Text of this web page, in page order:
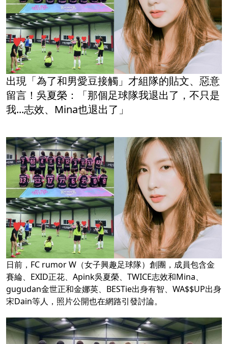
出現「為了和男愛豆接觸」才組隊的貼文、惡意
留言！吳夏榮：「那個足球隊我退出了，不只是
我...志效、Mina也退出了」
日前，FC rumor W（女子興趣足球隊）創團，成員包含金
賽綸、EXID正花、Apink吳夏榮、TWICE志效和Mina、
gugudan金世正和金娜英、BESTie出身有智、WA$$UP出身
宋Dain等人，照片公開也在網路引發討論。